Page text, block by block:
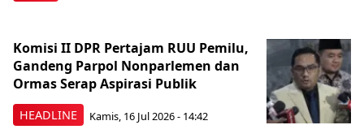
HEADLINE
Komisi II DPR Pertajam RUU Pemilu,
Gandeng Parpol Nonparlemen dan
Ormas Serap Aspirasi Publik
Kamis, 16 Jul 2026 - 14:42